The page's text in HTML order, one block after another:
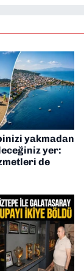
yakmadan
yer:
de